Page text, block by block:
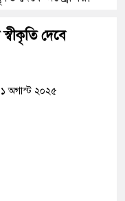
খাঁন
১২
দেবে
অগাস্ট ২০২৫